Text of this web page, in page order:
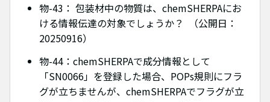
物-43： 包装材中の物質は、chemSHERPAにお
ける情報伝達の対象でしょうか？ （公開日：
20250916）
物-44：chemSHERPAで成分情報として
「SN0066」を登録した場合、POPs規則にフラ
グが立ちませんが、chemSHERPAでフラグが立